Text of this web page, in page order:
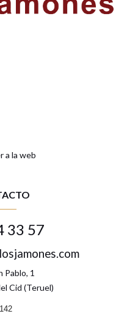
a la web
33 57
Pablo, 1
Cid (Teruel)